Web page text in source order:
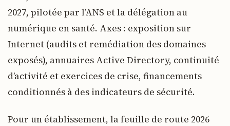
2027, pilotée par l’ANS et la délégation au
numérique en santé. Axes : exposition sur
Internet (audits et remédiation des domaines
exposés), annuaires Active Directory, continuité
d’activité et exercices de crise, financements
conditionnés à des indicateurs de sécurité.
Pour un établissement, la feuille de route 2026